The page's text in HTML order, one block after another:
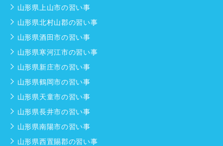
山形県上山市の習い事
山形県北村山郡の習い事
山形県酒田市の習い事
山形県寒河江市の習い事
山形県新庄市の習い事
山形県鶴岡市の習い事
山形県天童市の習い事
山形県長井市の習い事
山形県南陽市の習い事
山形県西置賜郡の習い事